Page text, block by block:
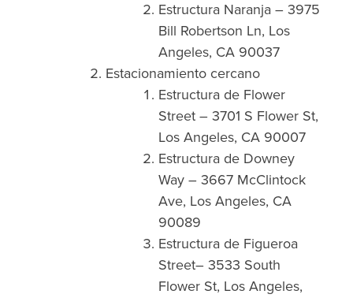
Estructura Naranja – 3975
Bill Robertson Ln, Los
Angeles, CA 90037
Estacionamiento cercano
Estructura de Flower
Street – 3701 S Flower St,
Los Angeles, CA 90007
Estructura de Downey
Way – 3667 McClintock
Ave, Los Angeles, CA
90089
Estructura de Figueroa
Street– 3533 South
Flower St, Los Angeles,